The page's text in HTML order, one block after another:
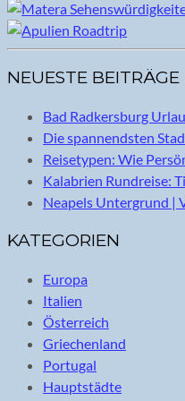
NEUESTE BEITRÄGE
Bad Radkersburg
Die spannendsten
Reisetypen: Wie
Kalabrien Rundreise:
Neapels Untergrund |
KATEGORIEN
Europa
Italien
Österreich
Griechenland
Portugal
Hauptstädte